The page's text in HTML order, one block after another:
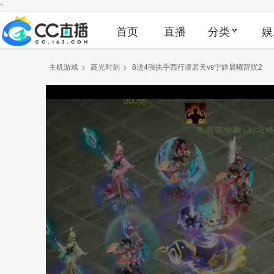
"
首页 直播 分类
主机游戏 > 高光时刻 > 8进4强执手西行凌若天vs宁静晨曦辞忧2